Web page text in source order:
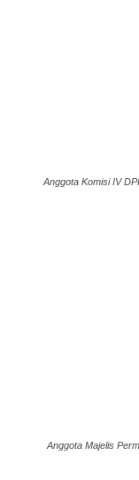
Anggota Komisi IV
Anggota Majelis